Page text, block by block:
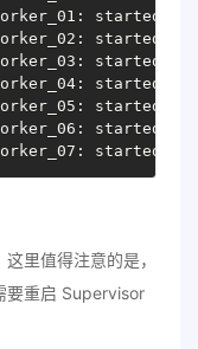
started
started
started
started
started
started
里值得注意的是，
要重启 Supervisor